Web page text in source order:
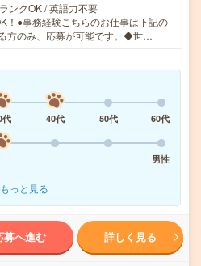
ンクOK / 英語力不要
！●事務経験こちらのお仕事は下記の
方のみ、応募が可能です。◆世…
代 40代 50代
60代
男性
もっと見る
募へ進む 詳しく見る